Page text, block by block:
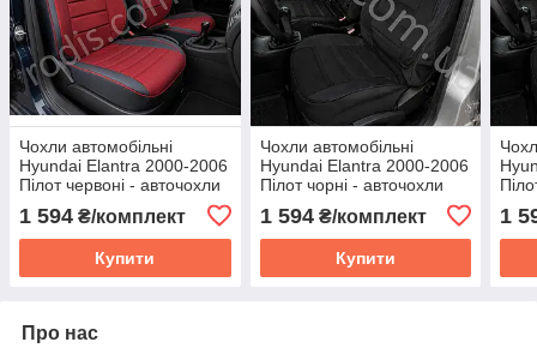
Чохли автомобільні
Hyundai Elantra 2000-2006
Пілот червоні - авточохли
комплект Хюндай Елантра
1 594 ₴/комплект
Купити
Чохли автомобільні
Hyundai Elantra 2000-2006
Пілот чорні - авточохли
комплект Хюндай Елантра
1 594₴/комплект
Купити
1
Про нас